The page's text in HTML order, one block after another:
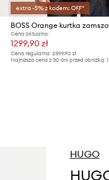
extra -5% z kodem: OFF*
BOSS Orange kurtka
Cena aktualna:
1299,90 zł
Cena regularna: 2399,90 zł
Najniższa cena z 30 dni przed obniżką:
HUGO